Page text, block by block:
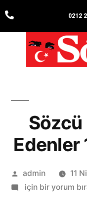
0212
Edenler
admin
11
için bir yorum